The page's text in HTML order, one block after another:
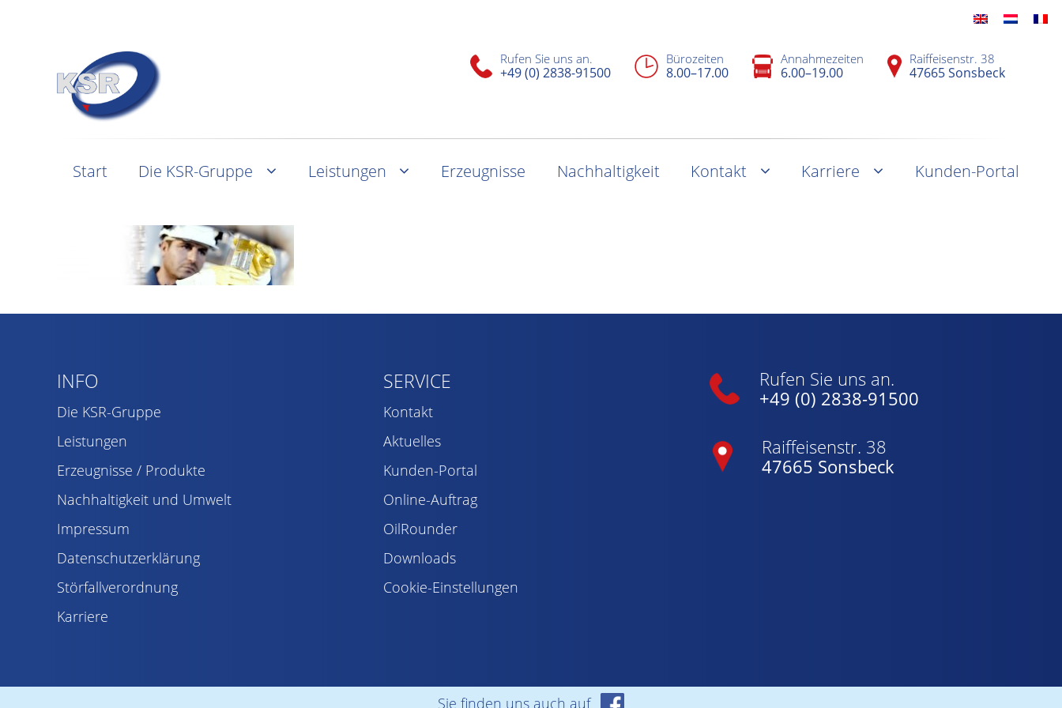
Rufen Sie uns an.
+49 (0) 2838-91500
Bürozeiten
8.00–17.00
Annahmezeiten
6.00–19.00
Raiffeisenstr. 38
47665 Sonsbeck
Start Die KSR-Gruppe Leistungen Erzeugnisse Nachhaltigkeit Kontakt Karriere Kunden-Portal
INFO
Die KSR-Gruppe
Leistungen
Erzeugnisse / Produkte
Nachhaltigkeit und Umwelt
Impressum
Datenschutzerklärung
Störfallverordnung
Karriere
SERVICE
Kontakt
Aktuelles
Kunden-Portal
Online-Auftrag
OilRounder
Downloads
Cookie-Einstellungen
Rufen Sie uns an.
+49 (0) 2838-91500
Raiffeisenstr. 38
47665 Sonsbeck
Sie finden uns auch auf